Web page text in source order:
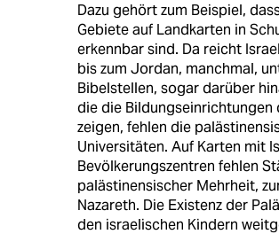
Dazu gehört zum Beispiel,
Gebiete auf Landkarten in
erkennbar sind. Da reicht
bis zum Jordan, manchmal,
Bibelstellen, sogar darüber
die die Bildungseinrichtungen
zeigen, fehlen die
Universitäten. Auf Karten mit
Bevölkerungszentren fehlen
palästinensischer Mehrheit,
Nazareth. Die Existenz der
den israelischen Kindern